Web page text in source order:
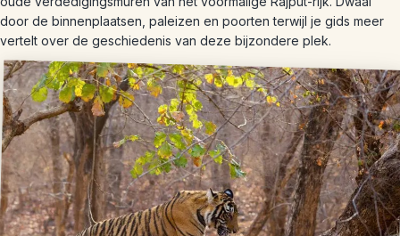
door de binnenplaatsen, paleizen en poorten terwijl je gids meer
vertelt over de geschiedenis van deze bijzondere plek.